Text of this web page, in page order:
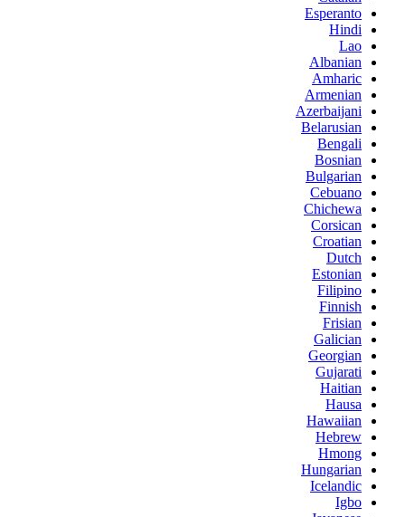
Esperanto
Hindi
Lao
Albanian
Amharic
Armenian
Azerbaijani
Belarusian
Bengali
Bosnian
Bulgarian
Cebuano
Chichewa
Corsican
Croatian
Dutch
Estonian
Filipino
Finnish
Frisian
Galician
Georgian
Gujarati
Haitian
Hausa
Hawaiian
Hebrew
Hmong
Hungarian
Icelandic
Igbo